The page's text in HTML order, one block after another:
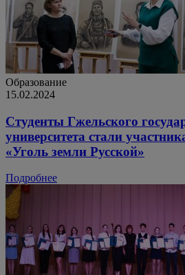
Образование
15.02.2024
Студенты Гжельского
университета стали
«Уголь земли Русской»
Подробнее